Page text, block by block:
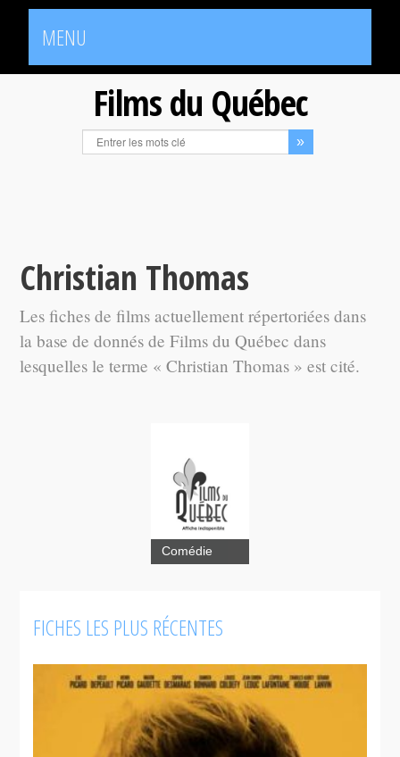
MENU
Films du Québec
Christian Thomas
Les fiches de films actuellement répertoriées dans
la base de donnés de Films du Québec dans
lesquelles le terme « Christian Thomas » est cité.
Short
change
Comédie
FICHES LES PLUS RÉCENTES